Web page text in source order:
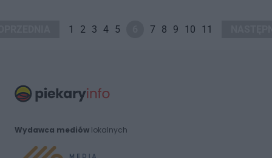
1 2 3 4 5 7 8 9 10 11
Wydawca mediówlokalnych